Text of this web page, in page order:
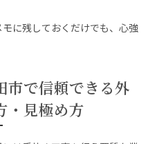
に残しておくだけでも、心強
市で信頼できる外
・見極め方